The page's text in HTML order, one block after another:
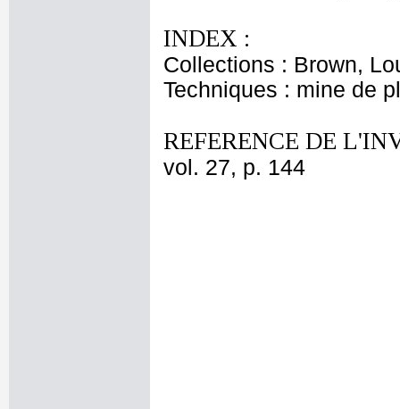
INDEX :
Collections : Brown,
Techniques : mine de
REFERENCE DE
vol. 27, p. 144